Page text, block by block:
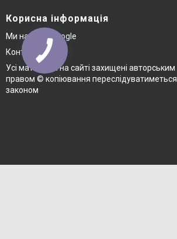
Корисна інформація
Ми на карті Google
Контакти
Усі матеріали на сайті захищені авторським
правом © копіювання переслідуватиметься
законом